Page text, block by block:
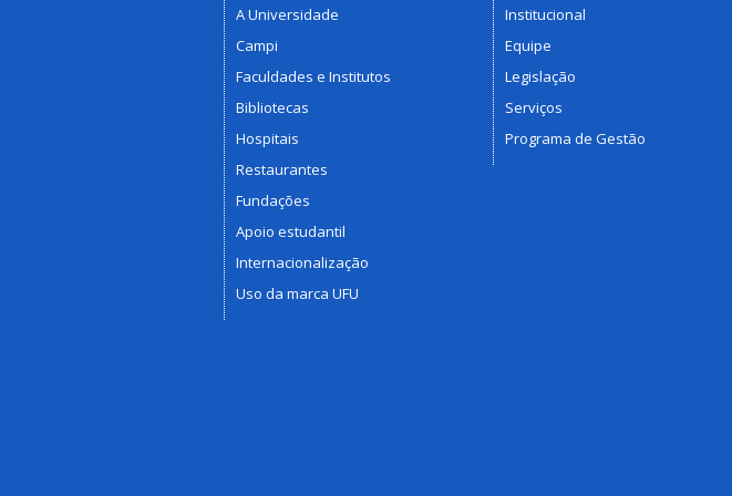
A Universidade
Campi
Faculdades e Institutos
Bibliotecas
Hospitais
Restaurantes
Fundações
Apoio estudantil
Internacionalização
Uso da marca UFU
Institucional
Equipe
Legislação
Serviços
Programa de Gestão